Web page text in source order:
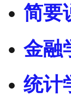
简要
金融
统计